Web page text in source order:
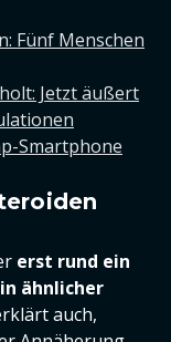
Fünf Menschen
Jetzt äußert
Smartphone
erst rund ein
ähnlicher
auch,